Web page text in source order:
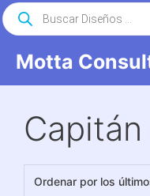
Saltar
al
Motta
Búsqueda
de
productos